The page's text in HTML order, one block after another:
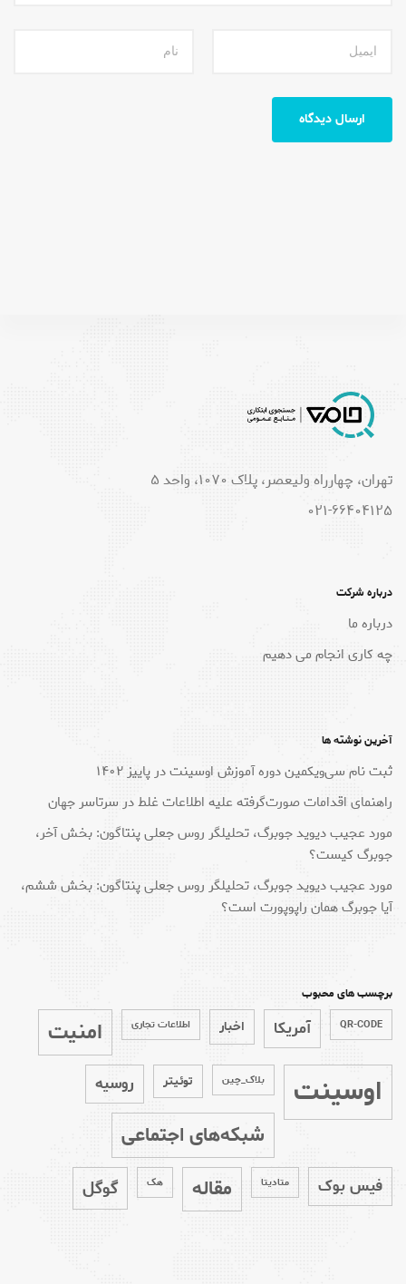
تهران، چهارراه ولیعصر، پلاک 1070، واحد 5
021-66404125
درباره شرکت
درباره ما
چه کاری انجام می دهیم
آخرین نوشته ها
ثبت نام سی‌ویکمین دوره آموزش اوسینت در پاییز ۱۴۰۲
راهنمای اقدامات صورت‌گرفته علیه اطلاعات غلط در سرتاسر جهان
مورد عجیب دیوید جوبرگ، تحلیلگر روس جعلی پنتاگون: بخش آخر،
جوبرگ کیست؟
مورد عجیب دیوید جوبرگ، تحلیلگر روس جعلی پنتاگون: بخش ششم،
آیا جوبرگ همان راپوپورت است؟
برچسب های محبوب
QR-CODE آمریکا اخبار اطلاعات تجاری امنیت
اوسینت بلاک_چین توئیتر روسیه
شبکه‌های اجتماعی
فیس بوک متادیتا مقاله هک گوگل